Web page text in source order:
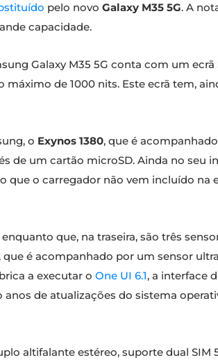
pelo novo Galaxy M35 5G. A
capacidade.
Galaxy M35 5G conta com um
máximo de 1000 nits. Este ecrã tem,
o Exynos 1380, que é
de um cartão microSD. Ainda no seu
o carregador não vem incluído na
que, na traseira, são três
é acompanhado por um sensor
a executar o One UI 6.1, a interface
de atualizações do sistema
altifalante estéreo, suporte dual SIM